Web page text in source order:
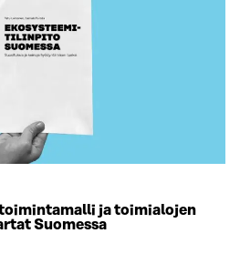
ja toimialojen
Suomessa